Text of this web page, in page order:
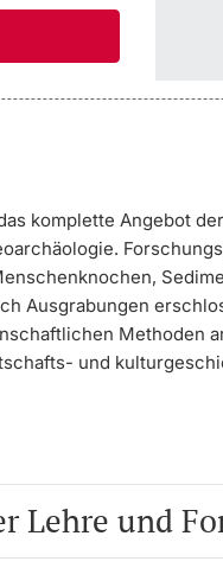
komplette Angebot
Ausgrabungen
Methoden
und
Lehre und